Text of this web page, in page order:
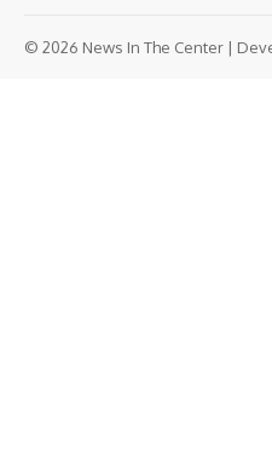
© 2026 News In The Center |